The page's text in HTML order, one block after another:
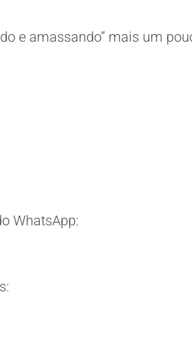
e amassando” mais um
WhatsApp: